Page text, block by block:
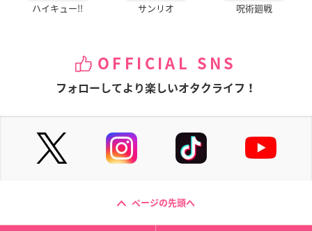
ハイキュー!! サンリオ 呪術廻戦
OFFICIAL SNS
フォローしてより楽しいオタクライフ！
ページの先頭へ